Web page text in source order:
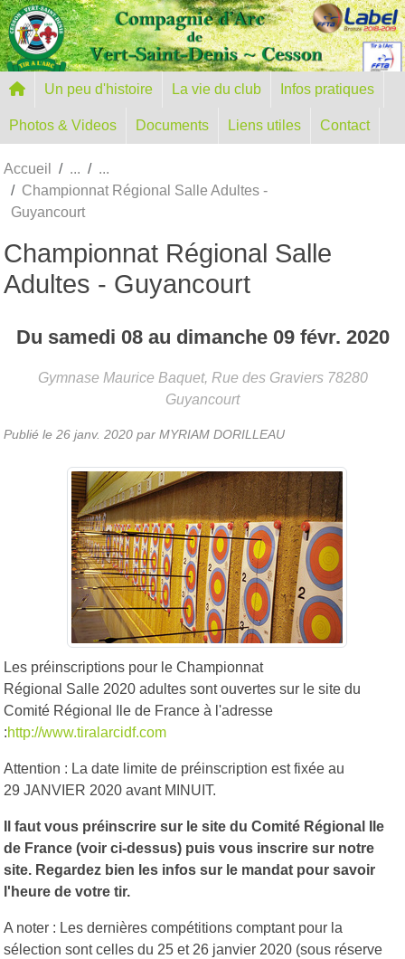
Un peu d'histoire La vie du club Infos pratiques
Photos & Videos Documents Liens utiles Contact
Accueil
Championnat Régional Salle Adultes -
Guyancourt
Championnat Régional Salle
Adultes - Guyancourt
Du samedi 08au dimanche 09 févr. 2020
Gymnase Maurice Baquet, Rue des Graviers 78280
Guyancourt
Publié le 26 janv. 2020 par MYRIAM DORILLEAU
Les préinscriptions pour le Championnat
Régional Salle 2020 adultes sont ouvertes sur le site du
Comité Régional Ile de France à l'adresse
:http://www.tiralarcidf.com
Attention : La date limite de préinscription est fixée au
29 JANVIER 2020 avant MINUIT.
Il faut vous préinscrire sur le site du Comité Régional Ile
de France (voir ci-dessus) puis vous inscrire sur notre
site. Regardez bien les infos sur le mandat pour savoir
l'heure de votre tir.
A noter : Les dernières compétitions comptant pour la
sélection sont celles du 25 et 26 janvier 2020 (sous réserve
Panneau de gestion des cookies